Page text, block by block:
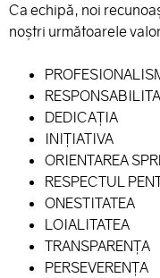
Ca echipă, noi
noştri următoarele
DEDICAŢIA
INIŢIATIVA
ORIENTAREA
RESPECTUL
ONESTITATEA
LOIALITATEA
TRANSPARENŢA
PERSEVERENŢA